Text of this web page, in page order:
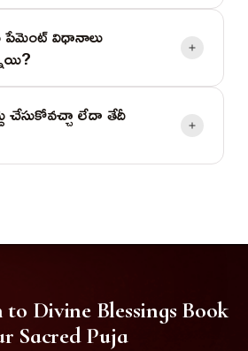
పేమెంట్ విధానాలు
చేసుకోవచ్చా లేదా తేదీ
Divine Blessings Book
Sacred Puja